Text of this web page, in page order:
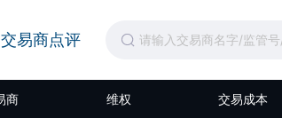
易商点评
商 维权 交易成本